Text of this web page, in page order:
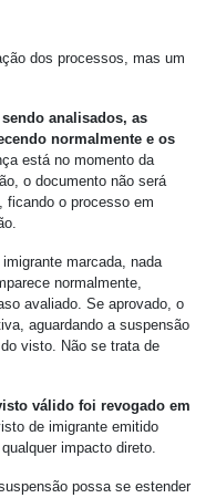
dos processos, mas um
analisados, as
normalmente e os
está no momento da
o documento não será
ficando o processo em
marcada, nada
normalmente,
avaliado. Se aprovado, o
aguardando a suspensão
visto. Não se trata de
válido foi revogado em
de imigrante emitido
impacto direto.
possa se estender